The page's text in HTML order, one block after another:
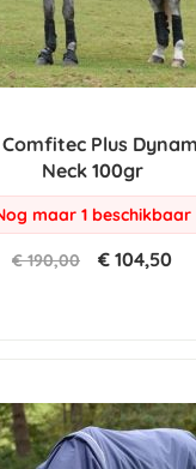
Plus
Neck 100gr
maar 1 beschikbaar
€ 190,00 € 104,50